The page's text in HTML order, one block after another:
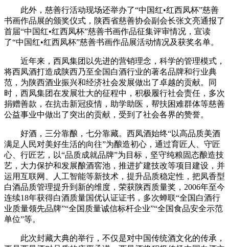
此外，慈善行活动现场还举办了“中国红•红西凤杯”慈善
书画作品展的颁奖仪式，陕西省慈善协会副会长张文亮通报了
首届“中国红•红西凤杯”慈善书画作品征集评审情况，宣读
了“中国红•红西凤杯”慈善书画作品展活动情况及获奖名单。
近年来，西凤集团以先进的营销理念，科学的管理模式，
将西凤酒打造成陕西乃至全国白酒行业的著名品牌和行业典
范，为陕西酒业振兴和经济社会发展做出了卓越的贡献。同
时，西凤集团在发展壮大的征程中，积极履行社会责任，多次
捐赠善款，在抗击新冠疫情，助学助医，帮扶困难群体等慈善
公益事业中做出了突出的贡献，受到了社会各界的赞誉。
好酒，三分靠酿，七分靠藏。西凤酒始终“以高品质美酒
满足人民对美好生活的向往”为酿造初心，通过育匠人、守匠
心、行匠艺，以“品质成就品牌”为目标，坚守纯粮固态酿造技
艺，大力保护和发展酿酒窖池，推进扩建技改等项目建设，并
运用互联网、人工智能等新技术，提升品质稳定性，把凤香型
白酒品质管理提升到新的维度，荣获陕西质量奖，2006年至今
连续18年获得白酒质量国优认证证书，多次蝉联“全国白酒行
业质量领先品牌”“全国质量诚信标杆企业”“全国食品安全示范
单位”等。
此次封藏大典的举行，不仅是对中国传统酒文化的传承，